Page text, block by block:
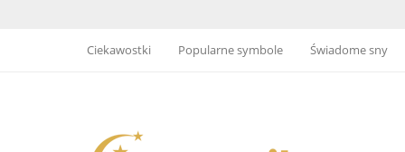
Ciekawostki Popularne symbole Świadome sny